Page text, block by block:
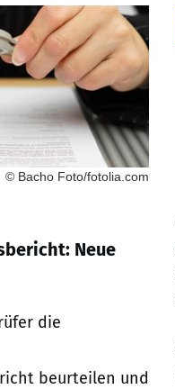
© Bacho Foto/fotolia.com
Neue
die
beurteilen und